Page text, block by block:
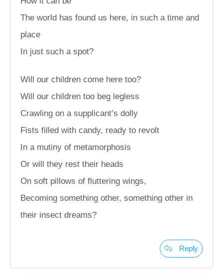
The world has found us here, in such a time and
place
In just such a spot?
Will our children come here too?
Will our children too beg legless
Crawling on a supplicant’s dolly
Fists filled with candy, ready to revolt
In a mutiny of metamorphosis
Or will they rest their heads
On soft pillows of fluttering wings,
Becoming something other, something other in
their insect dreams?
Reply